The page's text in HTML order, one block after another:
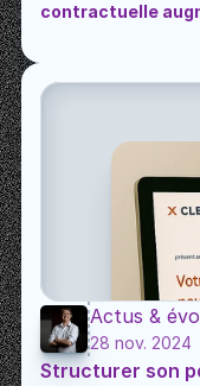
contractuelle
Actus &
28 nov. 2024
Structurer son